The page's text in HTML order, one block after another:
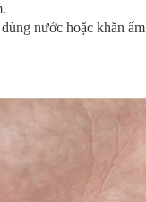
nước hoặc khăn